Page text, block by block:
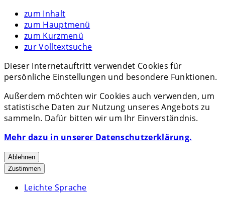
zum Inhalt
zum Hauptmenü
zum Kurzmenü
zur Volltextsuche
Dieser Internetauftritt verwendet Cookies für
persönliche Einstellungen und besondere Funktionen.
Außerdem möchten wir Cookies auch verwenden, um
statistische Daten zur Nutzung unseres Angebots zu
sammeln. Dafür bitten wir um Ihr Einverständnis.
Mehr dazu in unserer Datenschutzerklärung.
Ablehnen
Zustimmen
Leichte Sprache